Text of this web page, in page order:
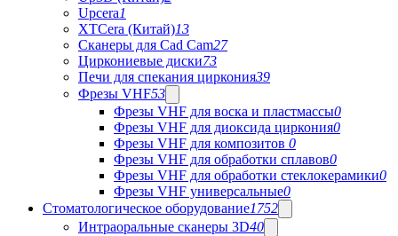
Upcera1
XTCera (Китай)13
Сканеры для Cad Cam27
Циркониевые диски73
Печи для спекания циркония39
Фрезы VHF53
Фрезы VHF для воска и пластмассы0
Фрезы VHF для диоксида циркония0
Фрезы VHF для композитов 0
Фрезы VHF для обработки сплавов0
Фрезы VHF для обработки стеклокерамики0
Фрезы VHF универсальные0
Стоматологическое оборудование1752
Интраоральные сканеры 3D40